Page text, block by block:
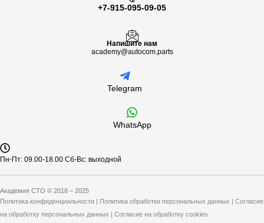
+7-915-095-09-05
Напишите нам
academy@autocom.parts
Telegram
WhatsApp
Пн-Пт: 09.00-18.00 Сб-Вс: выходной
Академия СТО © 2018 – 2025
Политика конфиденциальности | Политика обработки персональных данных | Согласие
на обработку персональных данных | Согласие на обработку cookies